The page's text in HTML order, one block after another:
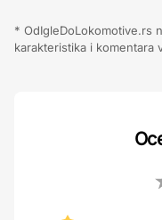
* OdIgleDoLokomotive.rs
karakteristika i komentara